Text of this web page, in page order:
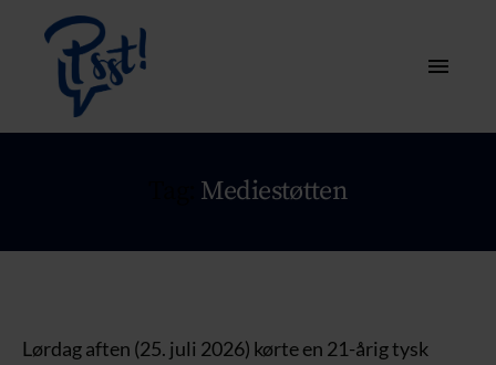
Mediestøtten
Lørdag aften (25. juli 2026) kørte en 21-årig tysk